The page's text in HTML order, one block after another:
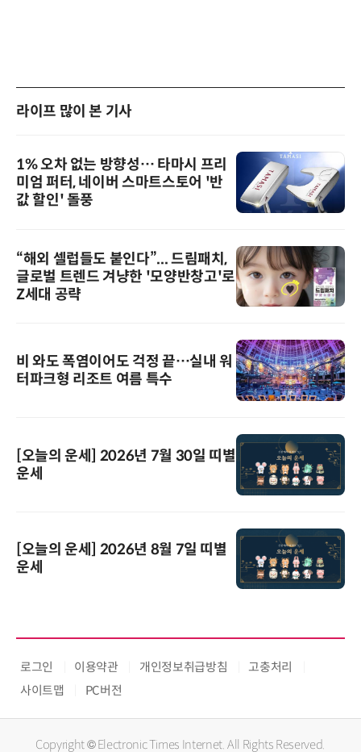
라이프 많이 본 기사
1% 오차 없는 방향성… 타마시 프리
미엄 퍼터, 네이버 스마트스토어 '반
값 할인' 돌풍
“해외 셀럽들도 붙인다”... 드림패치,
글로벌 트렌드 겨냥한 '모양반창고'로
Z세대 공략
비 와도 폭염이어도 걱정 끝…실내 워
터파크형 리조트 여름 특수
[오늘의 운세] 2026년 7월 30일 띠별
운세
[오늘의 운세] 2026년 8월 7일 띠별
운세
로그인 이용약관 개인정보취급방침
고충처리
사이트맵
PC버전
Copyright © Electronic Times Internet. All Rights Reserved.